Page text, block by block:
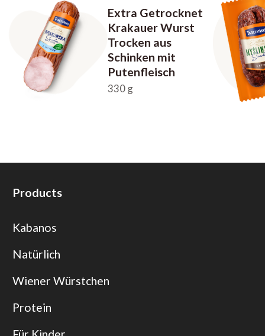
Extra Getrocknet
Krakauer Wurst
Trocken aus
Schinken mit
Putenfleisch
330 g
Products
Kabanos
Natürlich
Wiener Würstchen
Protein